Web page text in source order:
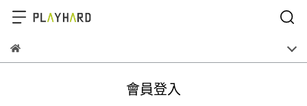
會員登入